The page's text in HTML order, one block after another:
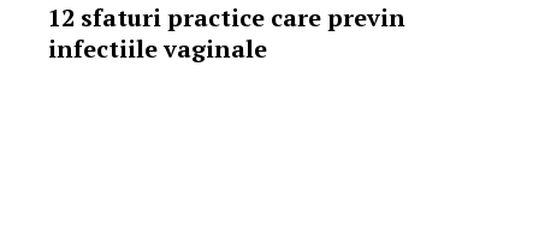
12 sfaturi practice care previn
infectiile vaginale